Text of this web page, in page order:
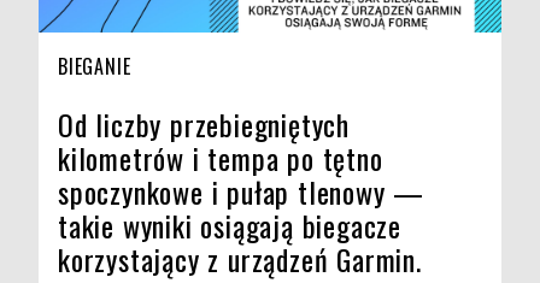
BIEGANIE
Od liczby przebiegniętych
kilometrów i tempa po tętno
spoczynkowe i pułap tlenowy —
takie wyniki osiągają biegacze
korzystający z urządzeń Garmin.